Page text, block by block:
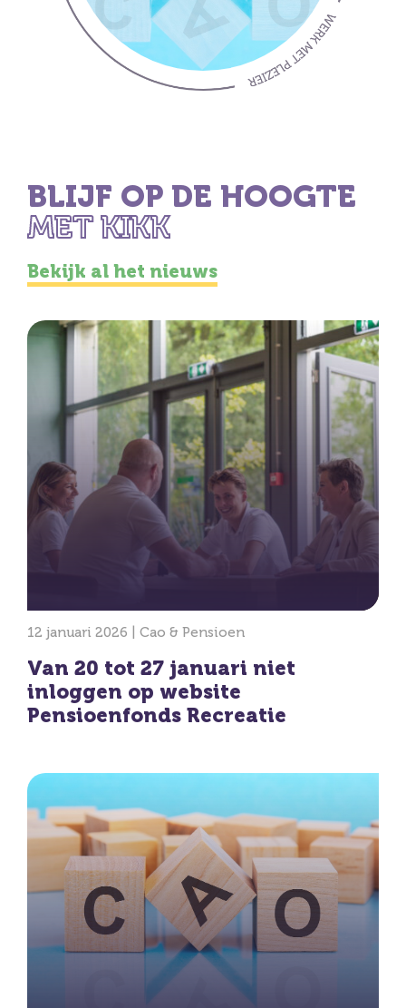
BLIJF OP DE HOOGTE
MET KIKK
Bekijk al het nieuws
12 januari 2026 | Cao & Pensioen
Van 20 tot 27 januari niet
inloggen op website
Pensioenfonds Recreatie